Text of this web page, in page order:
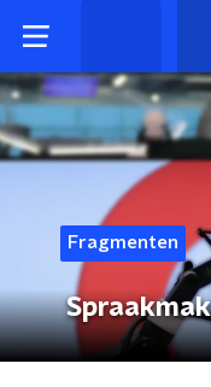
Fragmenten